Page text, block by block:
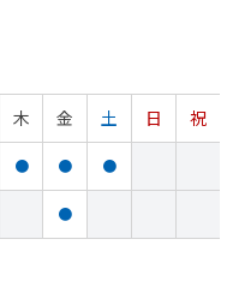
木 金 土 日
祝
● ● ●
●